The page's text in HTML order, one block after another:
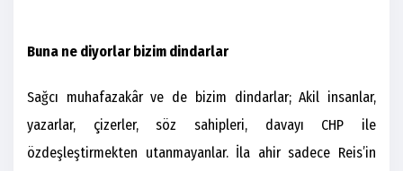
Buna ne diyorlar bizim dindarlar
Sağcı muhafazakâr ve de bizim dindarlar; Akil insanlar,
yazarlar, çizerler, söz sahipleri, davayı CHP ile
özdeşleştirmekten utanmayanlar. İla ahir sadece Reis’in